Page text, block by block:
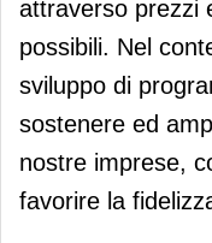
attraverso prezzi
possibili. Nel
sviluppo di
sostenere ed
nostre imprese,
favorire la